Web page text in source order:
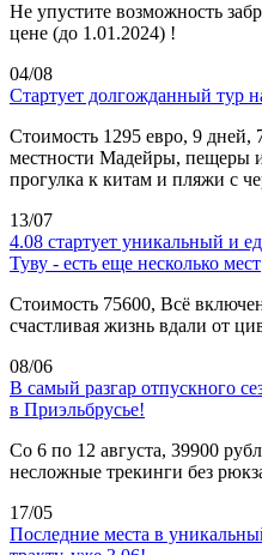
Не упустите возможность
цене (до 1.01.2024) !
04/08
Стартует долгожданный тур
Стоимость 1295 евро, 9 дней,
местности Мадейры, пещеры
прогулка к китам и пляжи с
13/07
4.08 стартует уникальный и
Туву - есть еще несколько мест
Стоимость 75600, Всё
счастливая жизнь вдали от
08/06
В самый разгар отпускного
в Приэльбрусье!
Со 6 по 12 августа, 39900
несложные трекинги без
17/05
Последние места в